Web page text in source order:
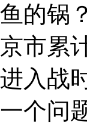
鱼的锅
京市累
进入战
一个问